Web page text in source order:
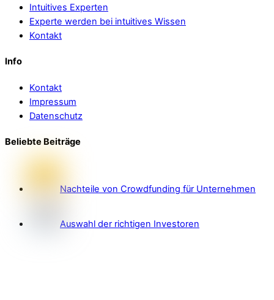
Intuitives Experten
Experte werden bei intuitives Wissen
Kontakt
Info
Kontakt
Impressum
Datenschutz
Beliebte Beiträge
Nachteile von Crowdfunding für Unternehmen
Auswahl der richtigen Investoren